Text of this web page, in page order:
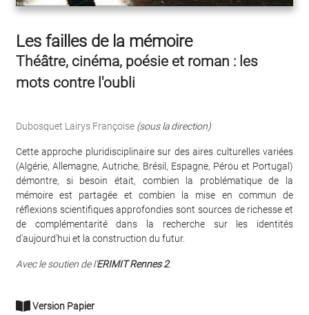
Les failles de la mémoire
Théâtre, cinéma, poésie et roman : les
mots contre l'oubli
Dubosquet Lairys Françoise (sous la direction)
Cette approche pluridisciplinaire sur des aires culturelles variées
(Algérie, Allemagne, Autriche, Brésil, Espagne, Pérou et Portugal)
démontre, si besoin était, combien la problématique de la
mémoire est partagée et combien la mise en commun de
réflexions scientifiques approfondies sont sources de richesse et
de complémentarité dans la recherche sur les identités
d'aujourd'hui et la construction du futur.
Avec le soutien de l'ERIMIT Rennes 2.
Version Papier